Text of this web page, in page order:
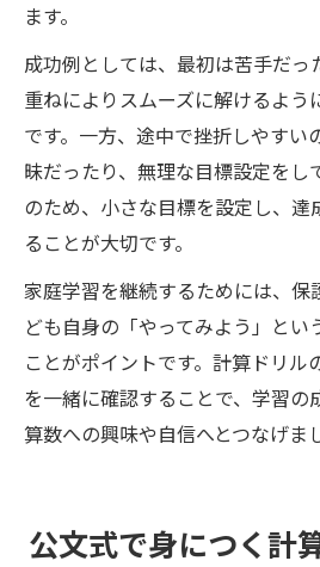
ます。
成功例としては、最初は苦手だっ
重ねによりスムーズに解けるよう
です。一方、途中で挫折しやすい
昧だったり、無理な目標設定をし
のため、小さな目標を設定し、達
ることが大切です。
家庭学習を継続するためには、保
ども自身の「やってみよう」とい
ことがポイントです。計算ドリル
を一緒に確認することで、学習の
算数への興味や自信へとつなげま
公文式で身につく計